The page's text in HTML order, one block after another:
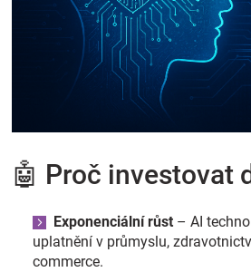
Těhotenské
Novinky
Blog
🤖 Proč investovat
Exponenciální růst – AI
uplatnění v průmyslu,
commerce.